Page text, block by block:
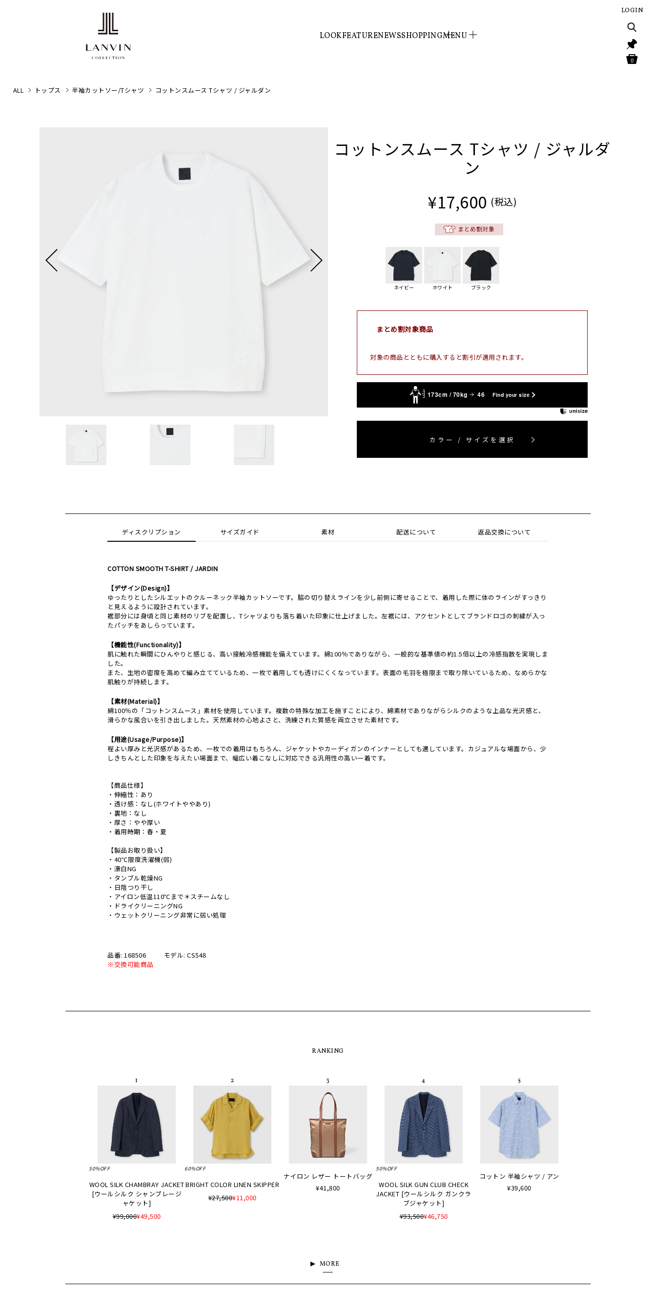
LOOKFEATURENEWSSHOPPINGMENU
LOGIN
0
ALL トップス 半袖カットソー/Tシャツ コットンスムース Tシャツ / ジャルダン
コットンスムース Tシャツ / ジャルダ
ン
¥17,600 (税込)
まとめ割対象
ネイビー ホワイト ブラック
まとめ割対象商品
対象の商品とともに購入すると割引が適用されます。
173cm / 70kg 46 Find your size
カラー / サイズを選択
ディスクリプション サイズガイド 素材 配送について 返品交換について
COTTON SMOOTH T-SHIRT / JARDIN
【デザイン(Design)】
ゆったりとしたシルエットのクルーネック半袖カットソーです。脇の切り替えラインを少し前側に寄せることで、着用した際に体のラインがすっきり
と見えるように設計されています。
裾部分には身頃と同じ素材のリブを配置し、Tシャツよりも落ち着いた印象に仕上げました。左裾には、アクセントとしてブランドロゴの刺繍が入っ
たパッチをあしらっています。
【機能性(Functionality)】
肌に触れた瞬間にひんやりと感じる、高い接触冷感機能を備えています。綿100％でありながら、一般的な基準値の約1.5倍以上の冷感指数を実現しま
した。
また、生地の密度を高めて編み立てているため、一枚で着用しても透けにくくなっています。表面の毛羽を極限まで取り除いているため、なめらかな
肌触りが持続します。
【素材(Material)】
綿100％の「コットンスムース」素材を使用しています。複数の特殊な加工を施すことにより、綿素材でありながらシルクのような上品な光沢感と、
滑らかな風合いを引き出しました。天然素材の心地よさと、洗練された質感を両立させた素材です。
【用途(Usage/Purpose)】
程よい厚みと光沢感があるため、一枚での着用はもちろん、ジャケットやカーディガンのインナーとしても適しています。カジュアルな場面から、少
しきちんとした印象を与えたい場面まで、幅広い着こなしに対応できる汎用性の高い一着です。
【商品仕様】
・伸縮性：あり
・透け感：なし(ホワイトややあり)
・裏地：なし
・厚さ：やや厚い
・着用時期：春・夏
【製品お取り扱い】
・40℃限度洗濯機(弱)
・漂白NG
・タンブル乾燥NG
・日陰つり干し
・アイロン低温110℃まで＊スチームなし
・ドライクリーニングNG
・ウェットクリーニング非常に弱い処理
品番: 168506
モデル: CS548
※交換可能商品
RANKING
50%OFF
WOOL SILK CHAMBRAY JACKET
[ウールシルク シャンブレージ
ャケット]
¥99,000¥49,500
60%OFF
BRIGHT COLOR LINEN SKIPPER
¥27,500¥11,000
ナイロン レザー トートバッグ
¥41,800
50%OFF
WOOL SILK GUN CLUB CHECK
JACKET [ウールシルク ガンクラ
ブジャケット]
¥93,500¥46,750
コットン 半袖シャツ / アン
¥39,600
MORE